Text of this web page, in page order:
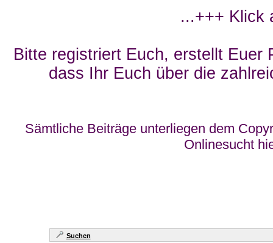
...+++ Klick
Bitte registriert Euch, erstellt Euer
dass Ihr Euch über die
Sämtliche Beiträge unterliegen dem
Onlinesucht
Suchen